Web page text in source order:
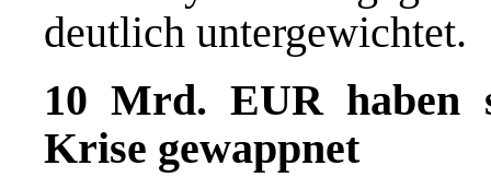
deutlich untergewichtet.
10 Mrd. EUR haben
Krise gewappnet